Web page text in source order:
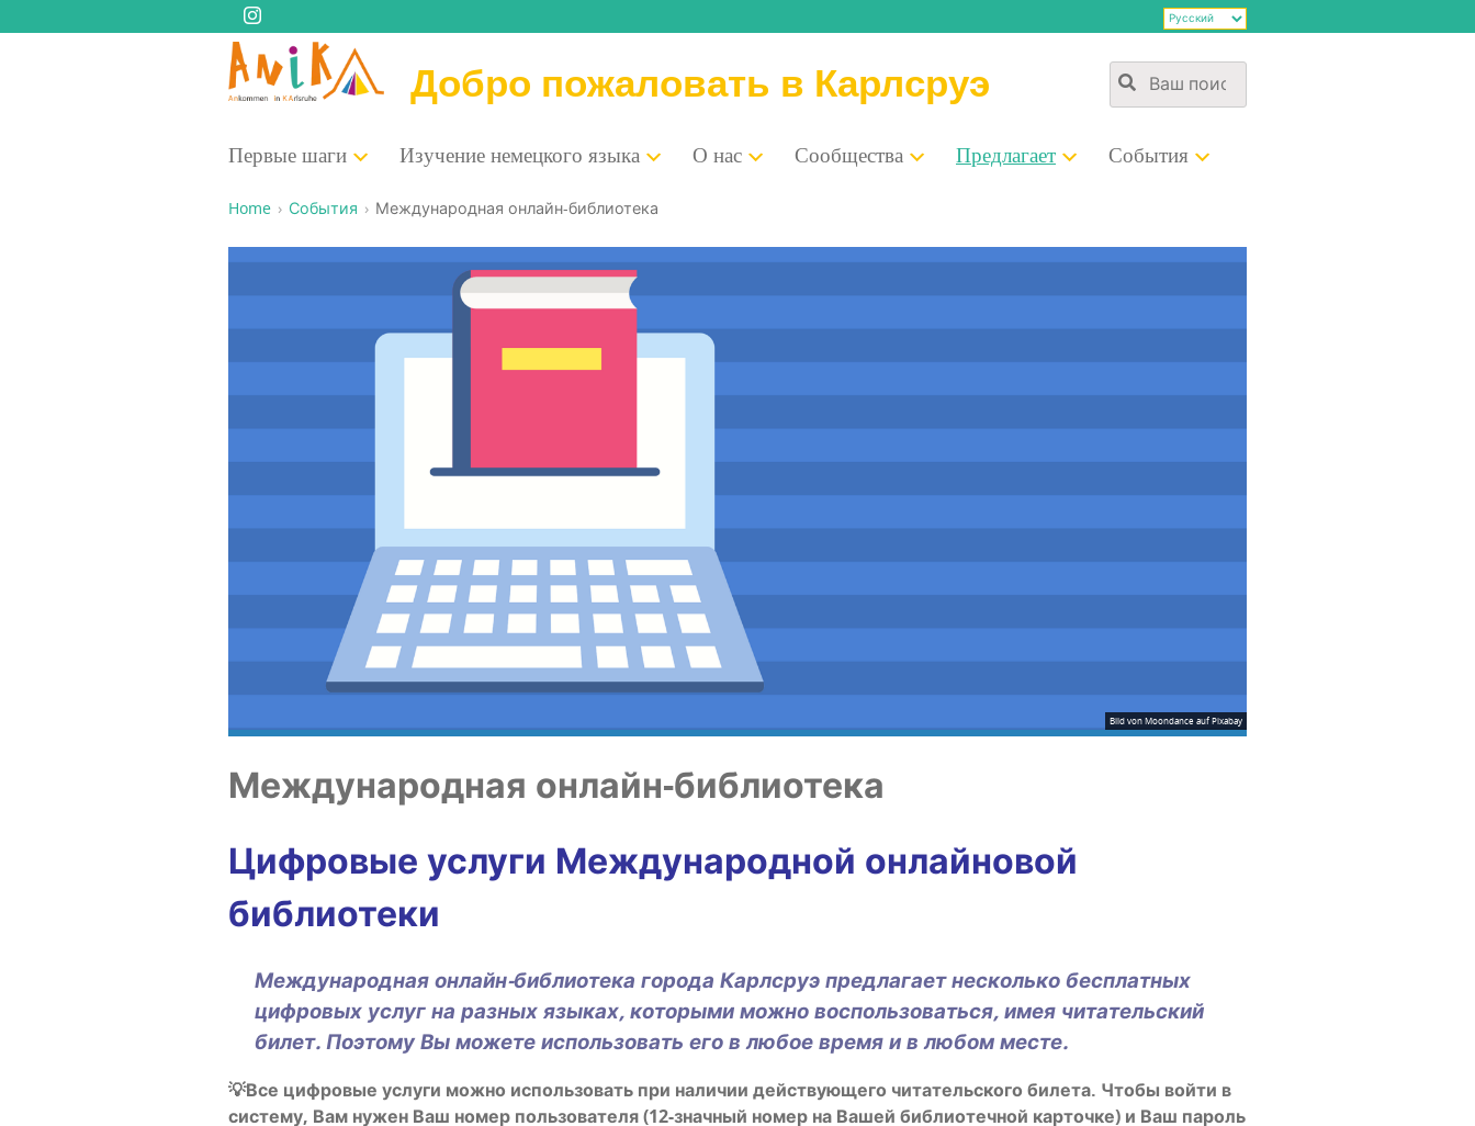
Добро пожаловать в Карлсруэ
Пер­вые шаги Изу­че­ние немец­ко­го языка О нас Сооб­ще­ства Пред­ла­га­ет Собы­тия
Home События Меж­ду­на­род­ная онлайн-библиотека
Bild vonMoondance aufPixabay
Меж­ду­на­род­ная онлайн-библиотека
Циф­ро­вые услу­ги Меж­ду­на­род­ной онлай­но­вой
библиотеки
Меж­ду­на­род­ная онлайн-биб­лио­те­ка горо­да Карлсруэ пред­ла­га­ет несколь­ко бес­плат­ных
циф­ро­вых услуг на раз­ных язы­ках, кото­ры­ми мож­но вос­поль­зо­вать­ся, имея чита­тель­ский
билет. Поэто­му Вы може­те исполь­зо­вать его в любое вре­мя и в любом месте.
💡Все циф­ро­вые услу­ги мож­но исполь­зо­вать при нали­чии дей­ству­ю­ще­го чита­тель­ско­го биле­та. Что­бы вой­ти в
систе­му, Вам нужен Ваш номер поль­зо­ва­те­ля (12-знач­ный номер на Вашей биб­лио­теч­ной кар­точ­ке) и Ваш пароль